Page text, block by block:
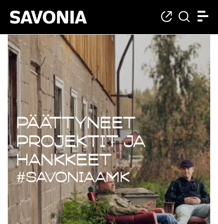
Päättyneet
Päättyneet
projektit ja
hankkeet
#savoniaAMK